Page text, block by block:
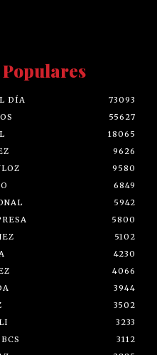
DÍA
73093
55627
18065
9626
9580
6849
5942
5800
5102
4230
4066
3944
3502
3233
3112